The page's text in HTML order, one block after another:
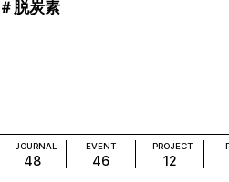
＃脱炭素
JOURNAL
48
EVENT
46
PROJECT
12